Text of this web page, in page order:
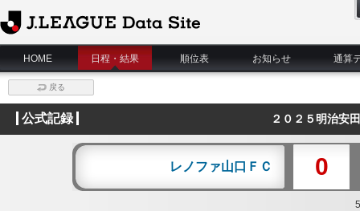
J.League Data Site
HOME
日程・結果 順位表 お知らせ 通算
戻る
公式記録 ２０２５明治安
レノファ山口ＦＣ 0
5